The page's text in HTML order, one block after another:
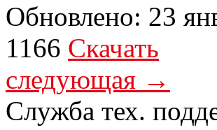
Обновлено: 23
1166 Скачать
следующая →
Служба тех.